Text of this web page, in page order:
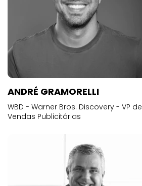
ANDRÉ GRAMORELLI
WBD - Warner Bros. Discovery - VP de
Vendas Publicitárias